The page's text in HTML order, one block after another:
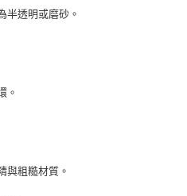
半透明或磨砂。
。
與粗糙材質。